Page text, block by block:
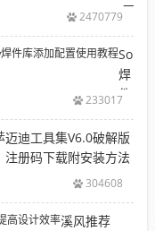
下
目
录
机
械
软
安
2470779
焊
件
下
载|
型
233017
迈迪工具集V6.0破解版
注册码下载附安装方法
304608
溪风推荐